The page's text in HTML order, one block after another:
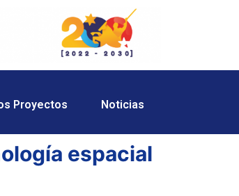
Proyectos Noticias
espacial